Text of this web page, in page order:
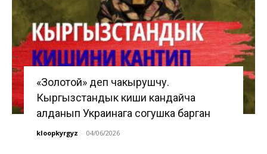
«Золотой» деп чакырушчу.
Кыргызстандык киши кандайча
алданып Украинага согушка барган
kloopkyrgyz - 04/06/2026